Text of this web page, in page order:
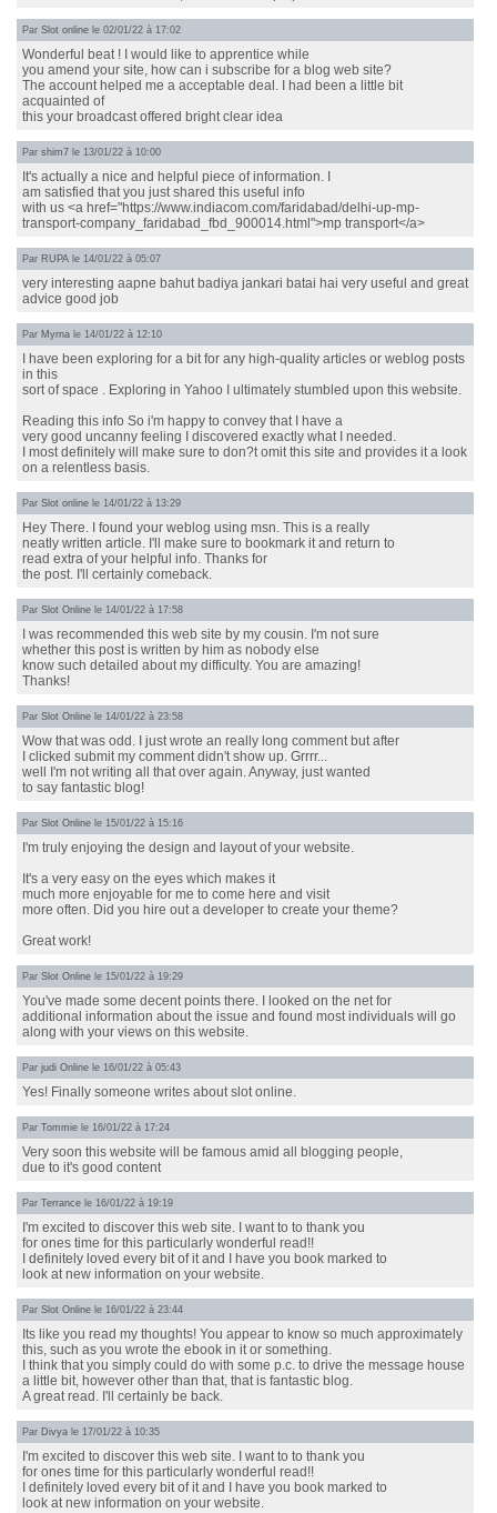
Par Slot online le 02/01/22 à 17:02
Wonderful beat ! I would like to apprentice while
you amend your site, how can i subscribe for a blog web site?
The account helped me a acceptable deal. I had been a little bit
acquainted of
this your broadcast offered bright clear idea
Par shim7 le 13/01/22 à 10:00
It's actually a nice and helpful piece of information. I
am satisfied that you just shared this useful info
with us <a href="https://www.indiacom.com/faridabad/delhi-up-mp-
transport-company_faridabad_fbd_900014.html">mp transport</a>
Par RUPA le 14/01/22 à 05:07
very interesting aapne bahut badiya jankari batai hai very useful and great
advice good job
Par Myrna le 14/01/22 à 12:10
I have been exploring for a bit for any high-quality articles or weblog posts
in this
sort of space . Exploring in Yahoo I ultimately stumbled upon this website.
Reading this info So i'm happy to convey that I have a
very good uncanny feeling I discovered exactly what I needed.
I most definitely will make sure to don?t omit this site and provides it a look
on a relentless basis.
Par Slot online le 14/01/22 à 13:29
Hey There. I found your weblog using msn. This is a really
neatly written article. I'll make sure to bookmark it and return to
read extra of your helpful info. Thanks for
the post. I'll certainly comeback.
Par Slot Online le 14/01/22 à 17:58
I was recommended this web site by my cousin. I'm not sure
whether this post is written by him as nobody else
know such detailed about my difficulty. You are amazing!
Thanks!
Par Slot Online le 14/01/22 à 23:58
Wow that was odd. I just wrote an really long comment but after
I clicked submit my comment didn't show up. Grrrr...
well I'm not writing all that over again. Anyway, just wanted
to say fantastic blog!
Par Slot Online le 15/01/22 à 15:16
I'm truly enjoying the design and layout of your website.
It's a very easy on the eyes which makes it
much more enjoyable for me to come here and visit
more often. Did you hire out a developer to create your theme?
Great work!
Par Slot Online le 15/01/22 à 19:29
You've made some decent points there. I looked on the net for
additional information about the issue and found most individuals will go
along with your views on this website.
Par judi Online le 16/01/22 à 05:43
Yes! Finally someone writes about slot online.
Par Tommie le 16/01/22 à 17:24
Very soon this website will be famous amid all blogging people,
due to it's good content
Par Terrance le 16/01/22 à 19:19
I'm excited to discover this web site. I want to to thank you
for ones time for this particularly wonderful read!!
I definitely loved every bit of it and I have you book marked to
look at new information on your website.
Par Slot Online le 16/01/22 à 23:44
Its like you read my thoughts! You appear to know so much approximately
this, such as you wrote the ebook in it or something.
I think that you simply could do with some p.c. to drive the message house
a little bit, however other than that, that is fantastic blog.
A great read. I'll certainly be back.
Par Divya le 17/01/22 à 10:35
I'm excited to discover this web site. I want to to thank you
for ones time for this particularly wonderful read!!
I definitely loved every bit of it and I have you book marked to
look at new information on your website.